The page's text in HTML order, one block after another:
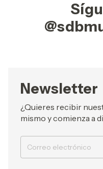
Newsletter
¿Quieres recibir
mismo y comienza a